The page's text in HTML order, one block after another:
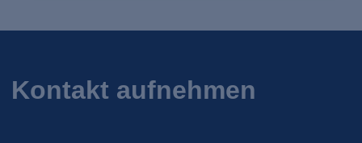
Kontakt aufnehmen